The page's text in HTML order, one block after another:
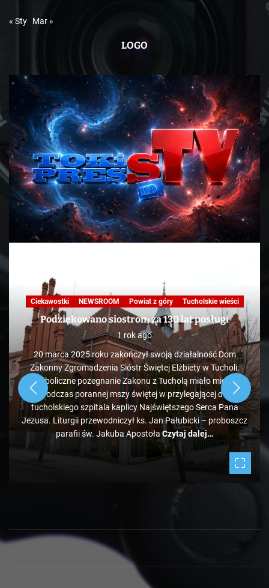
« Sty Mar »
LOGO
Ciekawostki NEWSROOM Powiat z góry Tucholskie wieści
Podziękowano siostrom za 130 lat posługi
1 rok ago
20 marca 2025 roku zakończył swoją działalność Dom
Zakonny Zgromadzenia Sióstr Świętej Elżbiety w Tucholi.
Symboliczne pożegnanie Zakonu z Tucholą miało miejsce
podczas porannej mszy świętej w przylegającej do
tucholskiego szpitala kaplicy Najświętszego Serca Pana
Jezusa. Liturgii przewodniczył ks. Jan Pałubicki – proboszcz
parafii św. Jakuba ApostołaCzytaj dalej…